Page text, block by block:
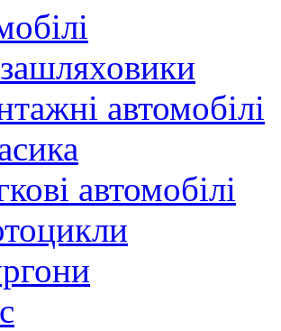
автомобілі
автомобілі